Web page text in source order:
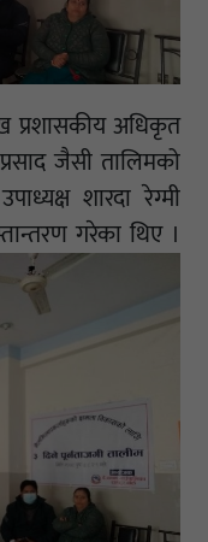
प्रशासकीय अधिकृत
जैसी तालिमको
शारदा रेग्मी
गरेका थिए ।